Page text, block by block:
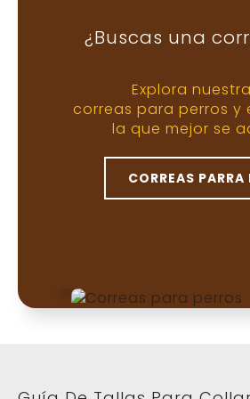
Guía De Tallas Para
Cómo medir el cuello de tu
3. Deja un espacio de dos